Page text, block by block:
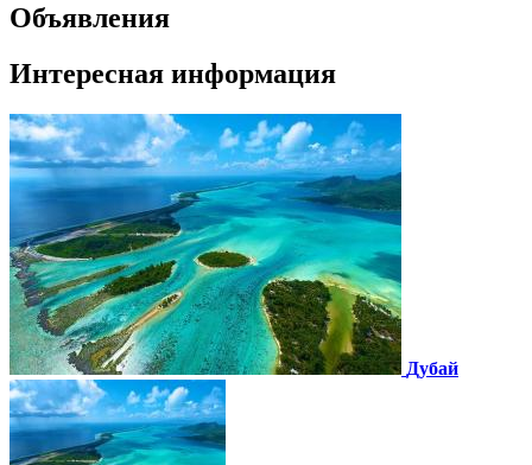
Объявления
Интересная информация
Дубай